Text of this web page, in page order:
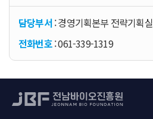
담당부서: 경영기획본부 전략기획실
전화번호: 061-339-1319